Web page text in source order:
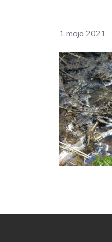
1 maja 2021